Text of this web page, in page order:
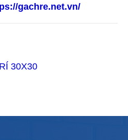
gachre.net.vn/
30X30